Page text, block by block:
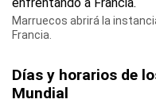
Marruecos abrirá la
Francia.
Días y horarios de
Mundial